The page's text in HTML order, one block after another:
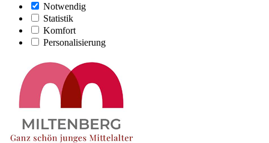
Notwendig
Statistik
Komfort
Personalisierung